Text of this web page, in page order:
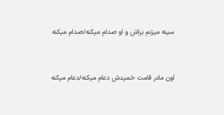
سینه میزنم براش و او صدام میکنه/صدام میکنه
اون مادر قامت خمیدش دعام میکنه/دعام میکنه